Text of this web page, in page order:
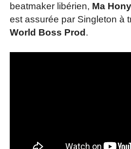
beatmaker libérien, Ma Hony
est assurée par Singleton à
World Boss Prod .